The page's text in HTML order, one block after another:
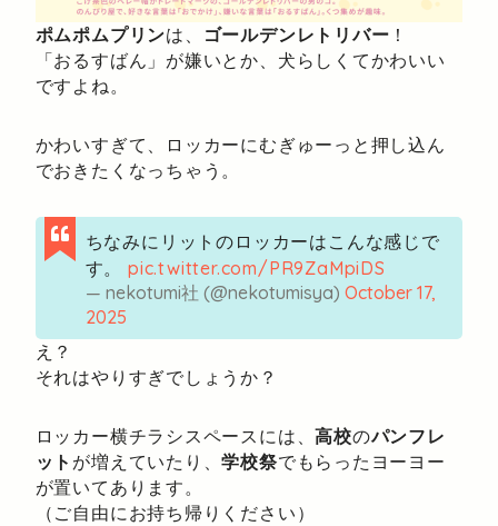
ポムポムプリンは、 ゴールデンレトリバー ！
「おるすばん」が嫌いとか、犬らしくてかわいい
ですよね。
かわいすぎて、ロッカーにむぎゅーっと押し込ん
でおきたくなっちゃう。
ちなみにリットのロッカーはこんな感じで
す。pic.twitter.com/PR9ZaMpiDS
— nekotumi社 (@nekotumisya) October 17,
2025
え？
それはやりすぎでしょうか？
ロッカー横チラシスペースには、高校のパンフレ
ット が増えていたり、学校祭でもらったヨーヨー
が置いてあります。
（ご自由にお持ち帰りください）